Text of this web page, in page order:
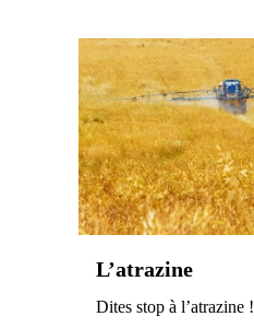
L’atrazine
Dites stop à l’atrazine !